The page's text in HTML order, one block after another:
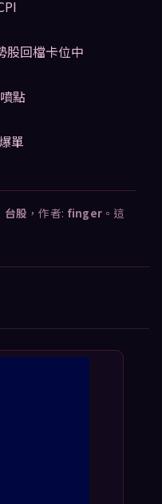
股回檔卡位中
點
單
台股 ，作者: finger 。這